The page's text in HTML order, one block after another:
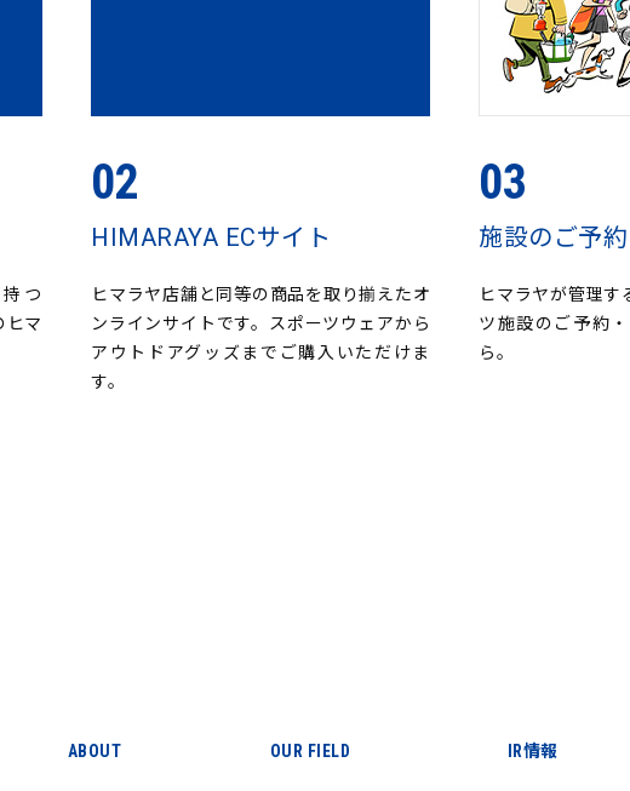
つ
ヒマ
02
HIMARAYA ECサイト
ヒマラヤ店舗と同等の商品を取り揃えたオ
ンラインサイトです。スポーツウェアから
アウトドアグッズまでご購入いただけま
す。
03
施設のご予
ヒマラヤが管理す
ツ施設のご予約
ら。
ABOUT OUR FIELD IR情報